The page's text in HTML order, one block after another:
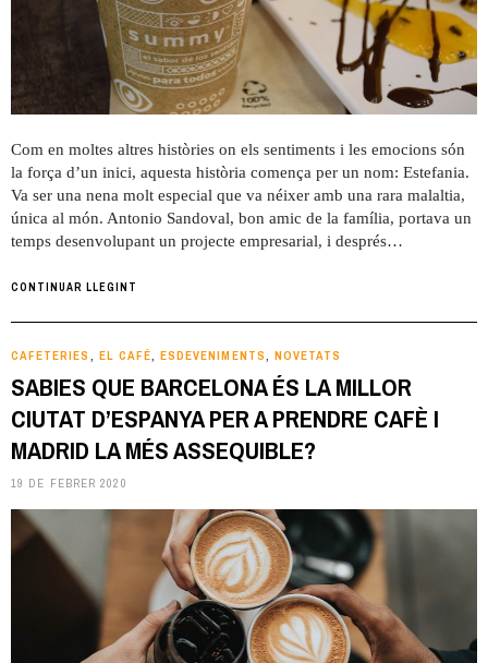
Com en moltes altres històries on els sentiments i les emocions són
la força d’un inici, aquesta història comença per un nom: Estefania.
Va ser una nena molt especial que va néixer amb una rara malaltia,
única al món. Antonio Sandoval, bon amic de la família, portava un
temps desenvolupant un projecte empresarial, i després…
CONTINUAR LLEGINT
CAFETERIES EL CAFÉ ESDEVENIMENTS NOVETATS
SABIES QUE BARCELONA ÉS LA MILLOR
CIUTAT D’ESPANYA PER A PRENDRE CAFÈ I
MADRID LA MÉS ASSEQUIBLE?
19 DE FEBRER 2020